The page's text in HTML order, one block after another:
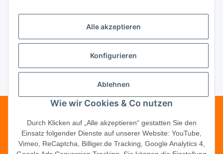
Unsere Partner
Unternehmen
Vertrag widerrufen
Telefonische Beratung?·+49 (0) 5246
83817-16
Alle akzeptieren
Konfigurieren
Ablehnen
Wie wir Cookies & Co nutzen
Durch Klicken auf „Alle akzeptieren“ gestatten Sie den
Einsatz folgender Dienste auf unserer Website: YouTube,
Vimeo, ReCaptcha, Billiger.de Tracking, Google Analytics 4,